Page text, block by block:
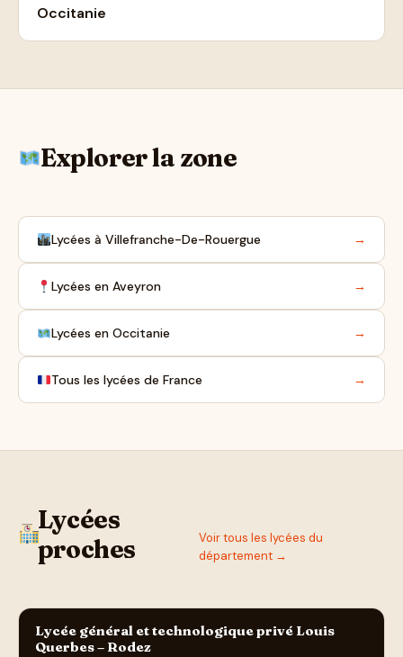
Occitanie
Explorer la zone
Lycées à Villefranche-De-Rouergue →
Lycées en Aveyron →
Lycées en Occitanie →
Tous les lycées de France →
Lycées
proches
Voir tous les lycées du
département →
Lycée général et technologique privé Louis
Querbes – Rodez